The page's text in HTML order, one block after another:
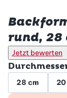
rund, 28
Jetzt bewerten
28 cm